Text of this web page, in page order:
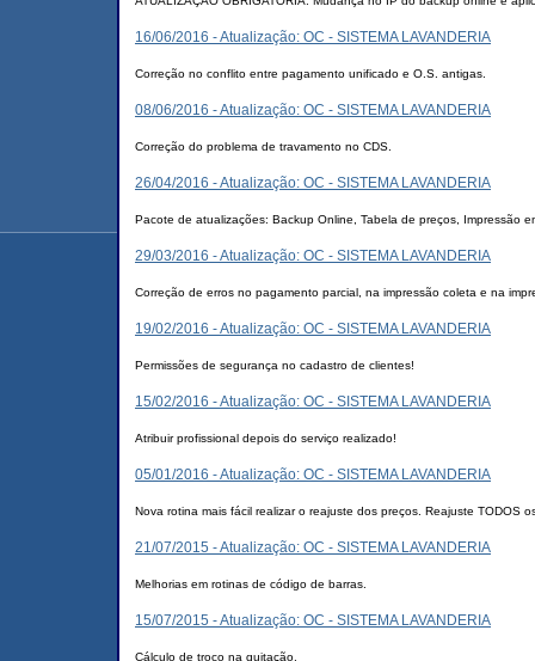
16/06/2016 - Atualização: OC - SISTEMA LAVANDERIA
Correção no conflito entre pagamento unificado e O.S. antigas.
08/06/2016 - Atualização: OC - SISTEMA LAVANDERIA
Correção do problema de travamento no CDS.
26/04/2016 - Atualização: OC - SISTEMA LAVANDERIA
Pacote de atualizações: Backup Online, Tabela de preços, Impressão
29/03/2016 - Atualização: OC - SISTEMA LAVANDERIA
Correção de erros no pagamento parcial, na impressão coleta e na
19/02/2016 - Atualização: OC - SISTEMA LAVANDERIA
Permissões de segurança no cadastro de clientes!
15/02/2016 - Atualização: OC - SISTEMA LAVANDERIA
Atribuir profissional depois do serviço realizado!
05/01/2016 - Atualização: OC - SISTEMA LAVANDERIA
Nova rotina mais fácil realizar o reajuste dos preços. Reajuste TODOS
21/07/2015 - Atualização: OC - SISTEMA LAVANDERIA
Melhorias em rotinas de código de barras.
15/07/2015 - Atualização: OC - SISTEMA LAVANDERIA
Cálculo de troco na quitação.